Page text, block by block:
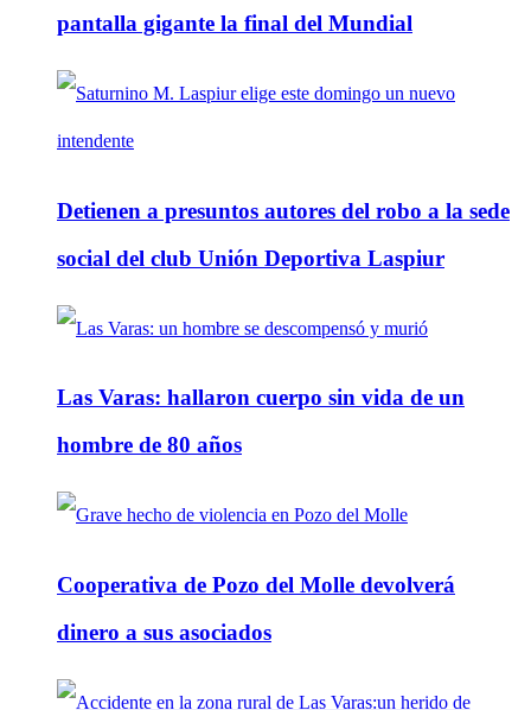
pantalla gigante la final del Mundial
Detienen a presuntos autores del robo a la sede
social del club Unión Deportiva Laspiur
Las Varas: hallaron cuerpo sin vida de un
hombre de 80 años
Cooperativa de Pozo del Molle devolverá
dinero a sus asociados